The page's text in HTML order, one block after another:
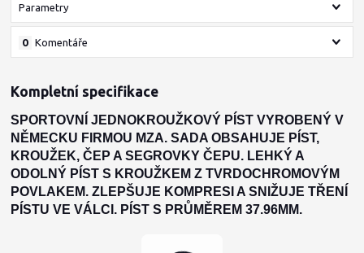
Parametry
Komentáře
0
Kompletní specifikace
SPORTOVNÍ JEDNOKROUŽKOVÝ PÍST VYROBENÝ V
NĚMECKU FIRMOU MZA. SADA OBSAHUJE PÍST,
KROUŽEK, ČEP A SEGROVKY ČEPU. LEHKÝ A
ODOLNÝ PÍST S KROUŽKEM Z TVRDOCHROMOVÝM
POVLAKEM. ZLEPŠUJE KOMPRESI A SNIŽUJE TŘENÍ
PÍSTU VE VÁLCI. PÍST S PRŮMĚREM 37.96MM.